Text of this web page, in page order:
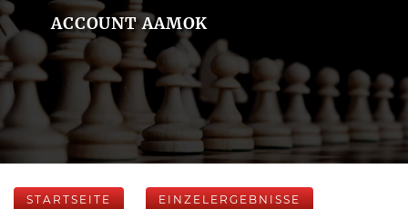
ACCOUNT AAMOK
STARTSEITE EINZELERGEBNISSE